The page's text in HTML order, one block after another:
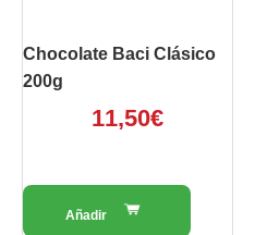
Chocolate Baci Clásico
200g
11,50€